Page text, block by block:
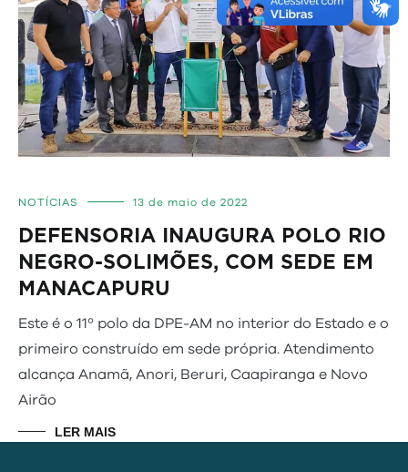
NOTÍCIAS 13 de maio de 2022
DEFENSORIA INAUGURA POLO RIO
NEGRO-SOLIMÕES, COM SEDE EM
MANACAPURU
Este é o 11º polo da DPE-AM no interior do Estado e o
primeiro construído em sede própria. Atendimento
alcança Anamã, Anori, Beruri, Caapiranga e Novo
Airão
LER MAIS